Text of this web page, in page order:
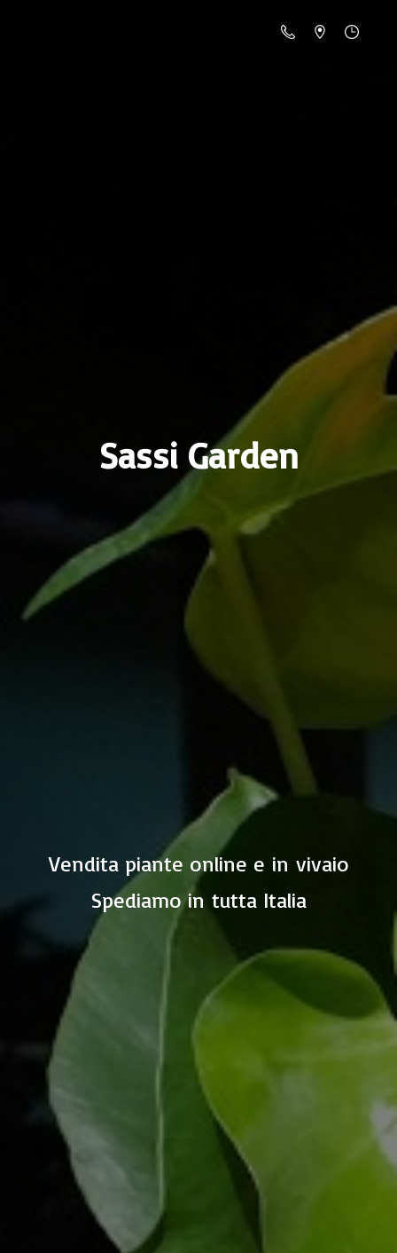
Sassi Garden
Vendita piante online e in vivaio
Spediamo in tutta Italia